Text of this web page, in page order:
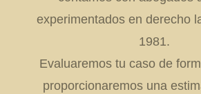
experimentados en derecho
1981.
Evaluaremos tu caso de
proporcionaremos una